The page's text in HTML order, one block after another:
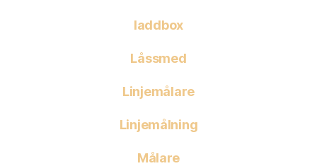
laddbox
Låssmed
Linjemålare
Linjemålning
Målare